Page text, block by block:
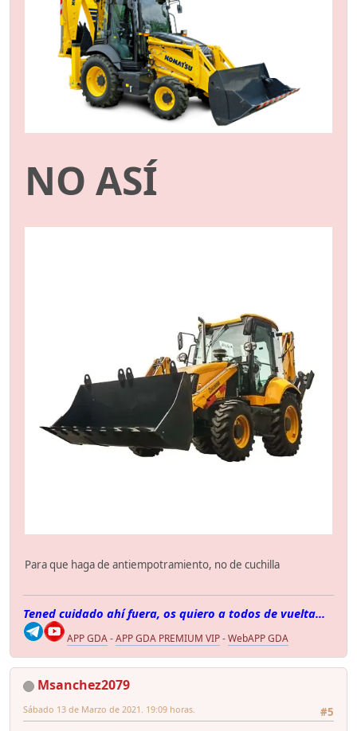
NO ASÍ
Para que haga de antiempotramiento, no de cuchilla
Tened cuidado ahí fuera, os quiero a todos de vuelta...
APP GDA-APP GDA PREMIUM VIP-WebAPP GDA
Msanchez2079
#5
Sábado 13 de Marzo de 2021. 19:09 horas.